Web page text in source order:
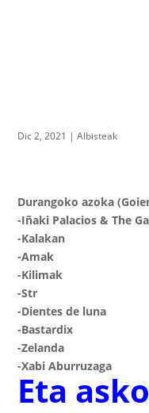
Dic 2, 2021 |Albisteak
Durangoko azoka
-Iñaki Palacios & The
-Kalakan
-Amak
-Kilimak
-Str
-Dientes de luna
-Bastardix
-Zelanda
-Xabi Aburruzaga
Eta